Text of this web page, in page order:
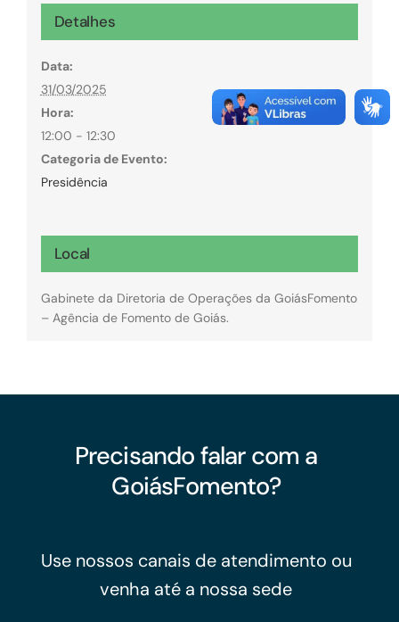
Detalhes
Data:
31/03/2025
Hora:
12:00 - 12:30
Categoria de Evento:
Presidência
Local
Gabinete da Diretoria de Operações da GoiásFomento
– Agência de Fomento de Goiás.
Precisando falar com a
GoiásFomento?
Use nossos canais de atendimento ou
venha até a nossa sede